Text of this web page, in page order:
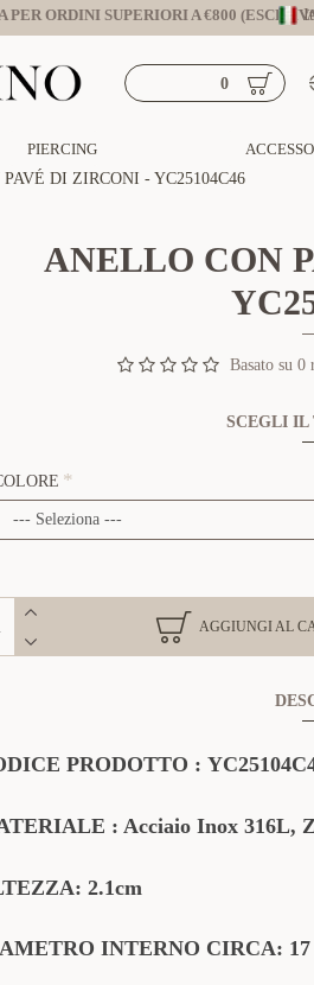
ORDINI SUPERIORI A €800 (ESCL.
0
PIERCING
DI ZIRCONI - YC25104C46
ANELLO CON
Basato su 0
SCEGLI IL
AGGIUNGI AL
PRODOTTO :
: Acciaio Inox 316L,
2.1cm
INTERNO CIRCA: 17